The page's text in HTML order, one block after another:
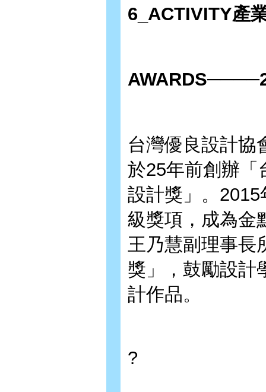
6_ ACTIVITY產
AWARDS
台灣優良設計協
於25年前創辦「
設計獎」。
級獎項，成為金
王乃慧副理事長
獎」，鼓勵設計
計作品。
?